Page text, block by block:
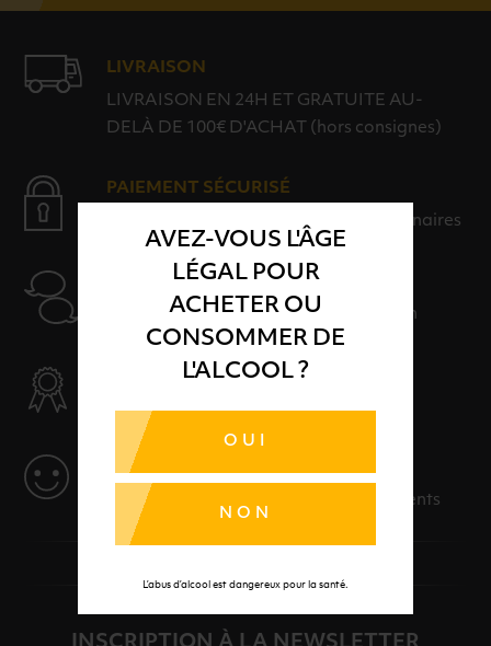
AVEZ-VOUS L'ÂGE
LÉGAL POUR
ACHETER OU
CONSOMMER DE
L'ALCOOL ?
OUI
NON
L’abus d’alcool est dangereux pour la santé.
LIVRAISON
LIVRAISON EN 24H ET GRATUITE AU-
DELÀ DE 100€ D'ACHAT (hors consignes)
PAIEMENT SÉCURISÉ
Payer en toute sérénité avec nos partenaires
Nos conseillers sont à votre disposition
SÉLECTION & QUALITÉ
Des produits sélectionnés avec soins
SERVICE
Des solutions adaptées à vos événements